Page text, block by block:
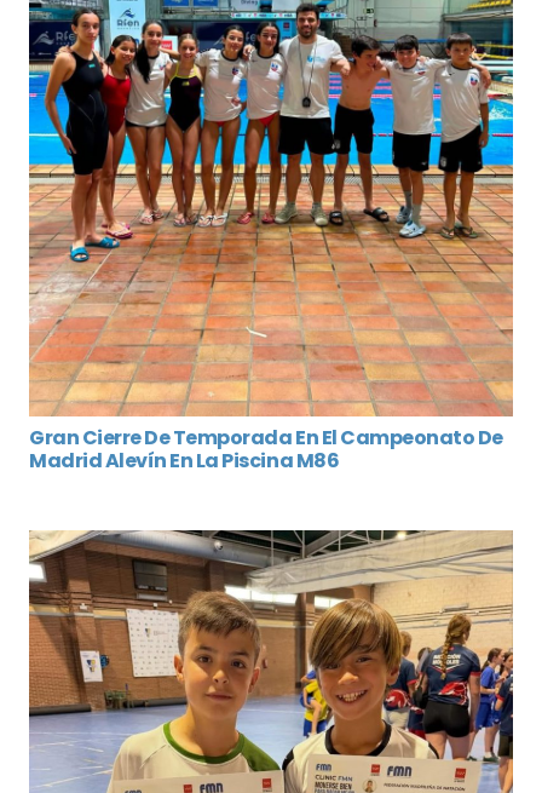
Gran Cierre De Temporada En El Campeonato De
Madrid Alevín En La Piscina M86